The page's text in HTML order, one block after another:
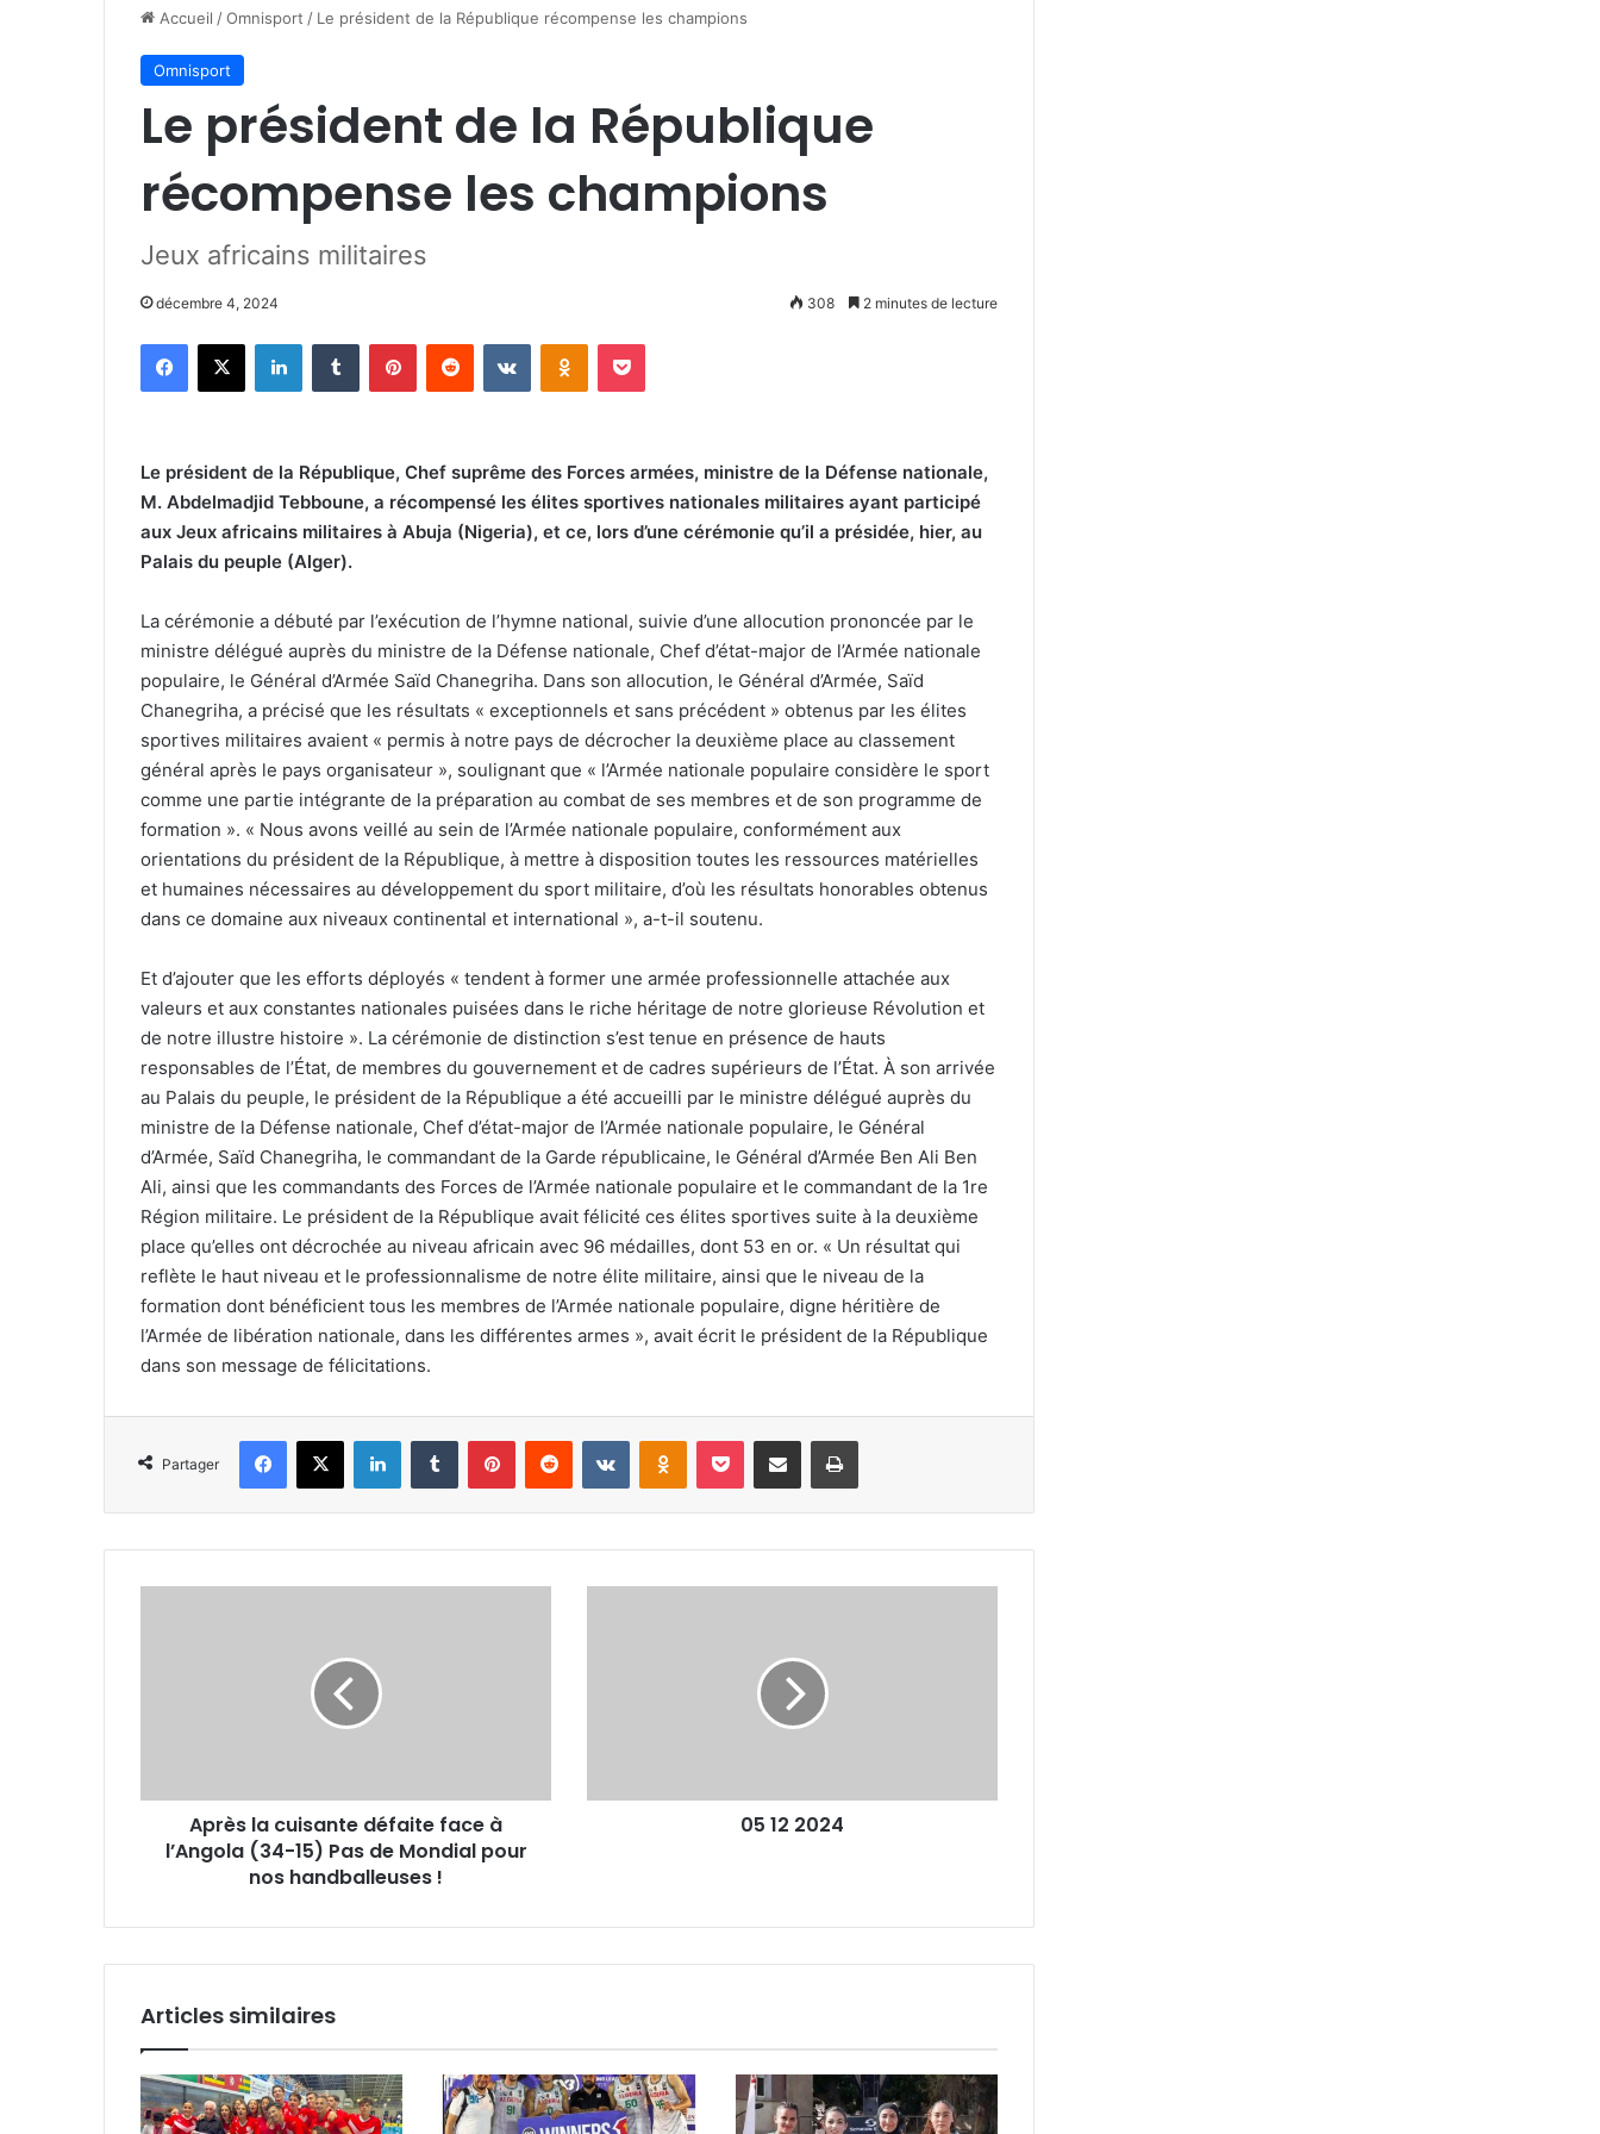
Accueil /Omnisport / Le président de la République récompense les champions
Omnisport
Le président de la République
récompense les champions
Jeux africains militaires
décembre 4, 2024 308 2 minutes de lecture
Facebook
X LinkedinTumblr PinterestReddit VKontakteOdnoklassniki
Pocket
Le président de la République, Chef suprême des Forces armées, ministre de la Défense nationale,
M. Abdelmadjid Tebboune, a récompensé les élites sportives nationales militaires ayant participé
aux Jeux africains militaires à Abuja (Nigeria), et ce, lors d’une cérémonie qu’il a présidée, hier, au
Palais du peuple (Alger).
La cérémonie a débuté par l’exécution de l’hymne national, suivie d’une allocution prononcée par le
ministre délégué auprès du ministre de la Défense nationale, Chef d’état-major de l’Armée nationale
populaire, le Général d’Armée Saïd Chanegriha. Dans son allocution, le Général d’Armée, Saïd
Chanegriha, a précisé que les résultats « exceptionnels et sans précédent » obtenus par les élites
sportives militaires avaient « permis à notre pays de décrocher la deuxième place au classement
général après le pays organisateur », soulignant que « l’Armée nationale populaire considère le sport
comme une partie intégrante de la préparation au combat de ses membres et de son programme de
formation ». « Nous avons veillé au sein de l’Armée nationale populaire, conformément aux
orientations du président de la République, à mettre à disposition toutes les ressources matérielles
et humaines nécessaires au développement du sport militaire, d’où les résultats honorables obtenus
dans ce domaine aux niveaux continental et international », a-t-il soutenu.
Et d’ajouter que les efforts déployés « tendent à former une armée professionnelle attachée aux
valeurs et aux constantes nationales puisées dans le riche héritage de notre glorieuse Révolution et
de notre illustre histoire ». La cérémonie de distinction s’est tenue en présence de hauts
responsables de l’État, de membres du gouvernement et de cadres supérieurs de l’État. À son arrivée
au Palais du peuple, le président de la République a été accueilli par le ministre délégué auprès du
ministre de la Défense nationale, Chef d’état-major de l’Armée nationale populaire, le Général
d’Armée, Saïd Chanegriha, le commandant de la Garde républicaine, le Général d’Armée Ben Ali Ben
Ali, ainsi que les commandants des Forces de l’Armée nationale populaire et le commandant de la 1re
Région militaire. Le président de la République avait félicité ces élites sportives suite à la deuxième
place qu’elles ont décrochée au niveau africain avec 96 médailles, dont 53 en or. « Un résultat qui
reflète le haut niveau et le professionnalisme de notre élite militaire, ainsi que le niveau de la
formation dont bénéficient tous les membres de l’Armée nationale populaire, digne héritière de
l’Armée de libération nationale, dans les différentes armes », avait écrit le président de la République
dans son message de félicitations.
Partager
Facebook
X LinkedinTumblr PinterestReddit VKontakteOdnoklassniki
Pocket Partager par email Imprimer
15)
Après la cuisante défaite face à
l’Angola (34-15) Pas de Mondial pour
nos handballeuses !
05 12 2024
Articles similaires